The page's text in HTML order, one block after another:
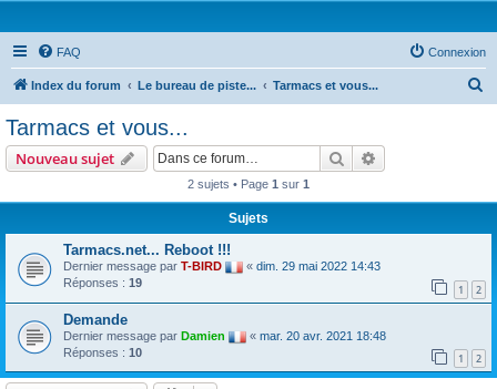
FAQ Connexion
Index du forum Le bureau de piste... Tarmacs et vous...
e
Tarmacs et vous...
Nouveau sujet Rechercher
2 sujets • Page 1 sur 1
Sujets
Tarmacs.net... Reboot !!!
Dernier message par T-BIRD « dim. 29 mai 2022 14:43
Réponses : 19 1 2
Demande
Dernier message par Damien « mar. 20 avr. 2021 18:48
Réponses : 10 1 2